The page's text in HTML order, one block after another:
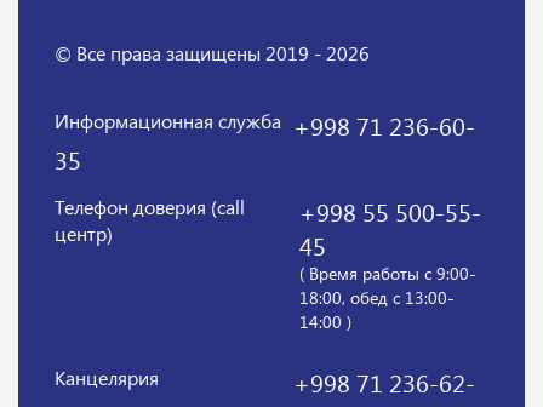
© Все права защищены 2019 - 2026
Информационная служба
+998 71 236-60-
35
Телефон доверия (call
центр)
+998 55 500-55-
45
( Время работы с 9:00-
18:00, обед с 13:00-
14:00 )
Канцелярия
+998 71 236-62-